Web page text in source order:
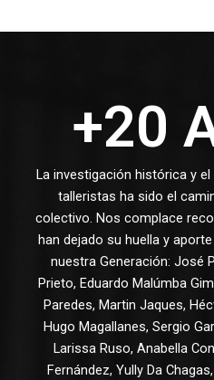
+20
La investigación histórica y
talleristas ha sido el
colectivo. Nos complace
han dejado su huella y
nuestra Generación: José
Prieto, Eduardo Malúmba
Paredes, Martin Jaques,
Hugo Magallanes, Sergio
Larissa Ruso, Anabella
Fernández, Yully Da